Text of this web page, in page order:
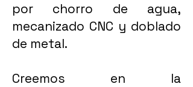
por chorro de agua,
mecanizado CNC y doblado
de metal.
Creemos en la